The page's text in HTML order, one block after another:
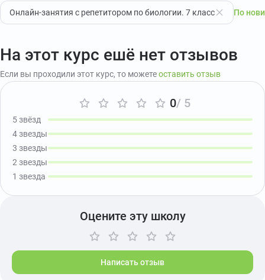
Онлайн-занятия с репетитором по биологии. 7 класс По
На этот курс ешё нет отзывов
Если вы проходили этот курс, то можетеоставить отзыв
0/ 5
5 звёзд
4 звезды
3 звезды
2 звезды
1 звезда
Оцените эту школу
Написать отзыв